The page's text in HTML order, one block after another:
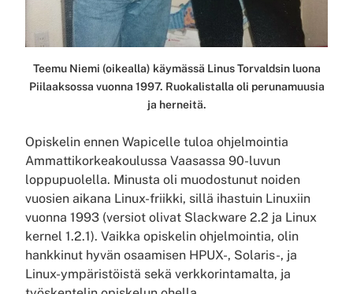
Teemu Niemi (oikealla) käymässä Linus Torvaldsin luona
Piilaaksossa vuonna 1997. Ruokalistalla oli perunamuusia
ja herneitä.
Opiskelin ennen Wapicelle tuloa ohjelmointia
Ammattikorkeakoulussa Vaasassa 90-luvun
loppupuolella. Minusta oli muodostunut noiden
vuosien aikana Linux-friikki, sillä ihastuin Linuxiin
vuonna 1993 (versiot olivat Slackware 2.2 ja Linux
kernel 1.2.1). Vaikka opiskelin ohjelmointia, olin
hankkinut hyvän osaamisen HPUX-, Solaris-, ja
Linux-ympäristöistä sekä verkkorintamalta, ja